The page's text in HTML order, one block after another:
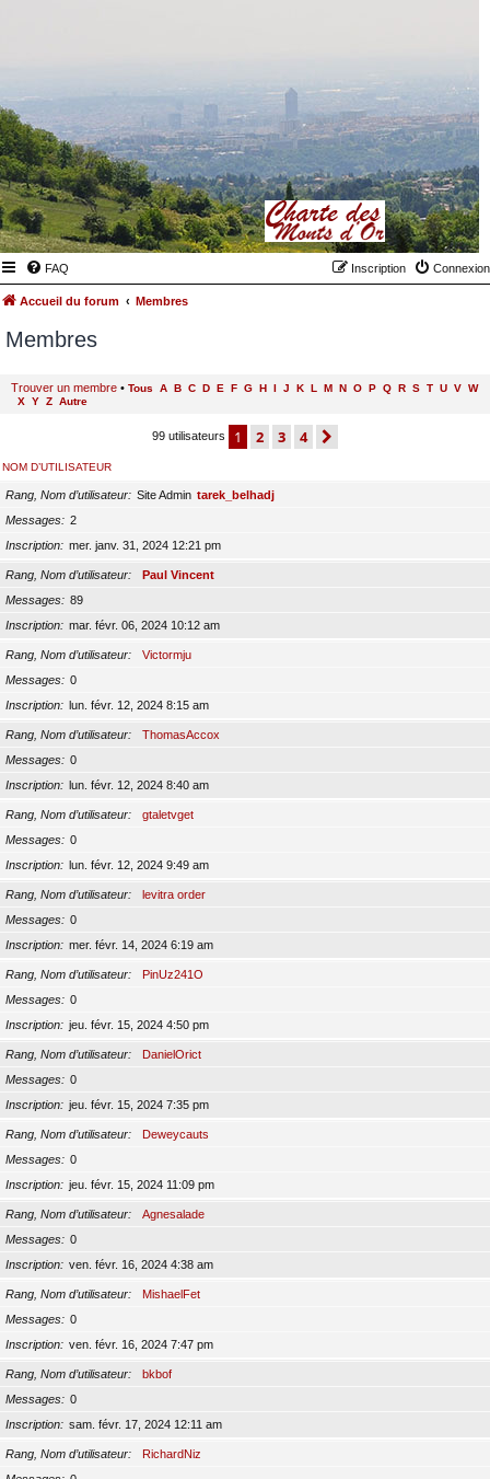
FAQ Connexion
Inscription
Accueil du forum Membres
Membres
Trouver un membre • Tous A B C D E F G H I J K L M N O P Q R S T U V W
X Y Z Autre
99 utilisateurs 1 2 3 4
NOM D’UTILISATEUR
Rang, Nom d’utilisateur Site Admin tarek_belhadj
Messages
2
Inscription
mer. janv. 31, 2024 12:21 pm
Rang, Nom d’utilisateur
Paul Vincent
Messages
89
Inscription
mar. févr. 06, 2024 10:12 am
Rang, Nom d’utilisateur
Victormju
Messages
0
Inscription
lun. févr. 12, 2024 8:15 am
Rang, Nom d’utilisateur
ThomasAccox
Messages
0
Inscription
lun. févr. 12, 2024 8:40 am
Rang, Nom d’utilisateur
gtaletvget
Messages
0
Inscription
lun. févr. 12, 2024 9:49 am
Rang, Nom d’utilisateur
levitra order
Messages
0
Inscription
mer. févr. 14, 2024 6:19 am
Rang, Nom d’utilisateur
PinUz241O
Messages
0
Inscription
jeu. févr. 15, 2024 4:50 pm
Rang, Nom d’utilisateur
DanielOrict
Messages
0
Inscription
jeu. févr. 15, 2024 7:35 pm
Rang, Nom d’utilisateur
Deweycauts
Messages
0
Inscription
jeu. févr. 15, 2024 11:09 pm
Rang, Nom d’utilisateur
Agnesalade
Messages
0
Inscription
ven. févr. 16, 2024 4:38 am
Rang, Nom d’utilisateur
MishaelFet
Messages
0
Inscription
ven. févr. 16, 2024 7:47 pm
Rang, Nom d’utilisateur
bkbof
Messages
0
Inscription
sam. févr. 17, 2024 12:11 am
Rang, Nom d’utilisateur
RichardNiz